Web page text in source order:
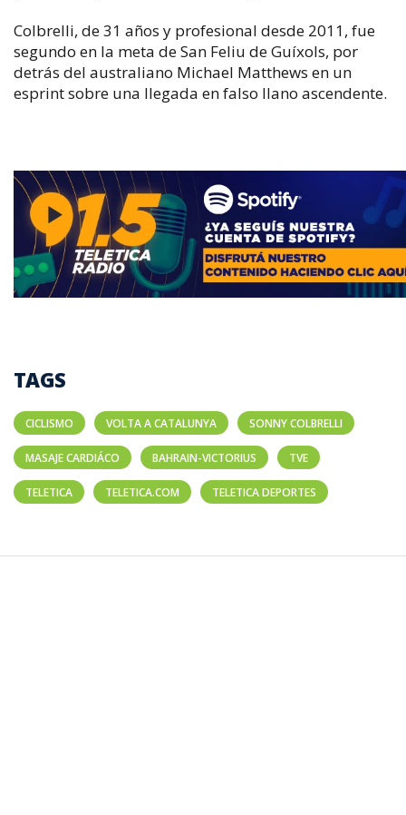
Colbrelli, de 31 años y profesional desde 2011, fue
segundo en la meta de San Feliu de Guíxols, por
detrás del australiano Michael Matthews en un
esprint sobre una llegada en falso llano ascendente.
TAGS
CICLISMO VOLTA A CATALUNYA SONNY COLBRELLI
MASAJE CARDIÁCO BAHRAIN-VICTORIUS TVE
TELETICA TELETICA.COM TELETICA DEPORTES